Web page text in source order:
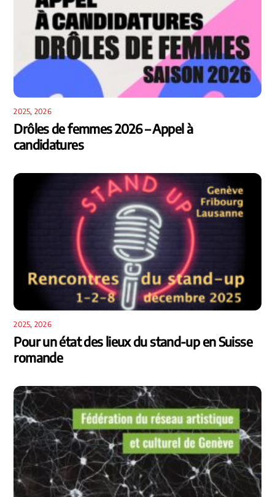
2025, 2026
Drôles de femmes 2026 – Appel à
candidatures
2025, 2026
Pour un état des lieux du stand-up en Suisse
romande